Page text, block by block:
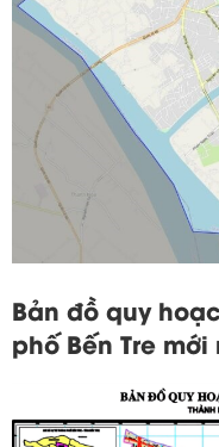
Bản đồ quy
phố Bến Tre mới